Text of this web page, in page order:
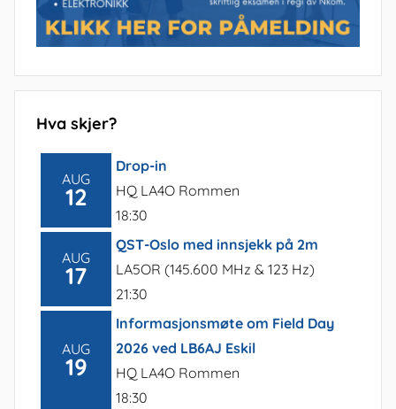
Hva skjer?
AUG
12
Drop-in
HQ LA4O Rommen
18:30
AUG
17
QST-Oslo med innsjekk på 2m
LA5OR (145.600 MHz & 123 Hz)
21:30
AUG
19
Informasjonsmøte om Field Day
2026 ved LB6AJ Eskil
HQ LA4O Rommen
18:30